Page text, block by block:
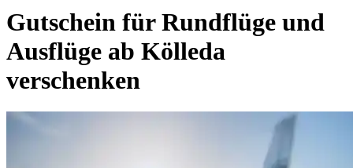
Gutschein für Rundflüge und
Ausflüge ab Kölleda
verschenken